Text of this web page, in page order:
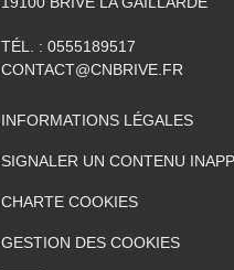
TÉL. : 0555189517
CONTACT@CNBRIVE.FR
INFORMATIONS LÉGALES
SIGNALER UN CONTENU
CHARTE COOKIES
GESTION DES COOKIES